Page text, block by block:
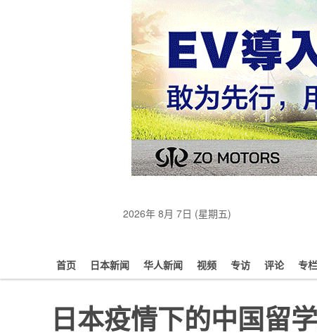
2026年 8月 7日 (星期五)
首页 日本新闻 华人新闻 视频 专访 评论 专栏
日本疫情下的中国留